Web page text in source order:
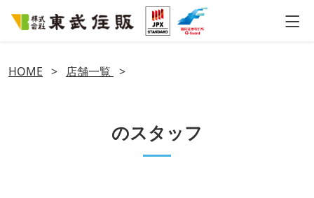
HOME > 店舗一覧 >
のスタッフ